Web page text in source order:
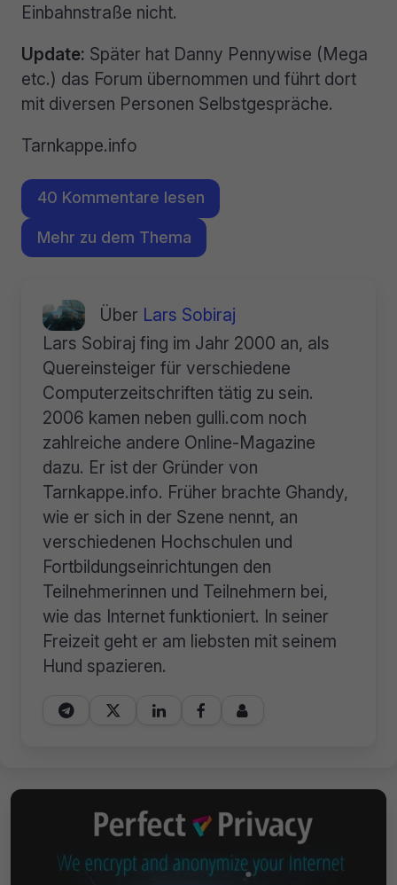
Einbahnstraße nicht.
Update: Später hat Danny Pennywise (Mega
etc.) das Forum übernommen und führt dort
mit diversen Personen Selbstgespräche.
Tarnkappe.info
40 Kommentare lesen
Mehr zu dem Thema
Über Lars Sobiraj
Lars Sobiraj fing im Jahr 2000 an, als
Quereinsteiger für verschiedene
Computerzeitschriften tätig zu sein.
2006 kamen neben gulli.com noch
zahlreiche andere Online-Magazine
dazu. Er ist der Gründer von
Tarnkappe.info. Früher brachte Ghandy,
wie er sich in der Szene nennt, an
verschiedenen Hochschulen und
Fortbildungseinrichtungen den
Teilnehmerinnen und Teilnehmern bei,
wie das Internet funktioniert. In seiner
Freizeit geht er am liebsten mit seinem
Hund spazieren.
    